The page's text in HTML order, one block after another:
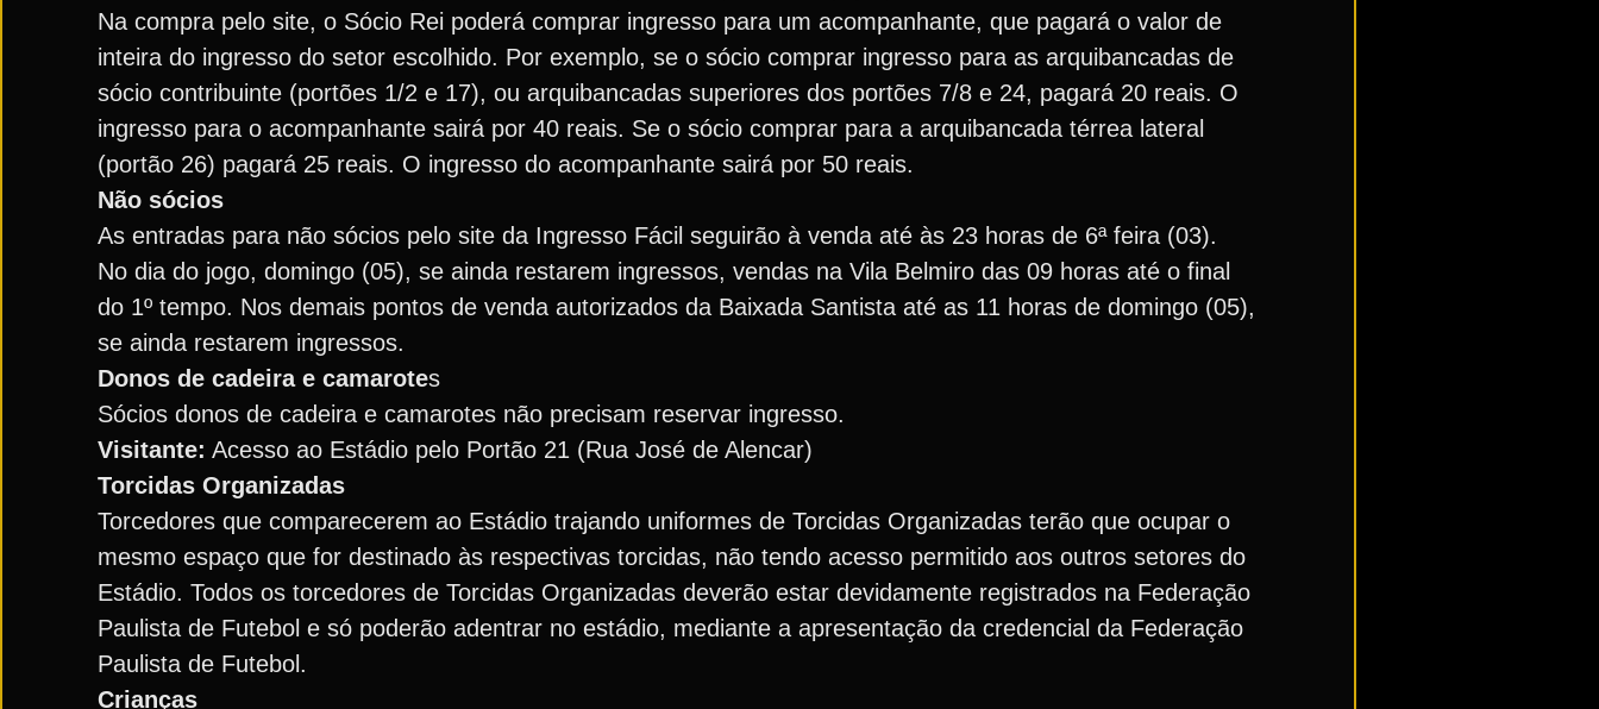
Na compra pelo site, o Sócio Rei poderá comprar ingresso para um acompanhante, que pagará o valor de
inteira do ingresso do setor escolhido. Por exemplo, se o sócio comprar ingresso para as arquibancadas de
sócio contribuinte (portões 1/2 e 17), ou arquibancadas superiores dos portões 7/8 e 24, pagará 20 reais. O
ingresso para o acompanhante sairá por 40 reais. Se o sócio comprar para a arquibancada térrea lateral
(portão 26) pagará 25 reais. O ingresso do acompanhante sairá por 50 reais.
Não sócios
As entradas para não sócios pelo site da Ingresso Fácil seguirão à venda até às 23 horas de 6ª feira (03).
No dia do jogo, domingo (05), se ainda restarem ingressos, vendas na Vila Belmiro das 09 horas até o final
do 1º tempo. Nos demais pontos de venda autorizados da Baixada Santista até as 11 horas de domingo (05),
se ainda restarem ingressos.
Donos de cadeira e camarotes
Sócios donos de cadeira e camarotes não precisam reservar ingresso.
Visitante: Acesso ao Estádio pelo Portão 21 (Rua José de Alencar)
Torcidas Organizadas
Torcedores que comparecerem ao Estádio trajando uniformes de Torcidas Organizadas terão que ocupar o
mesmo espaço que for destinado às respectivas torcidas, não tendo acesso permitido aos outros setores do
Estádio. Todos os torcedores de Torcidas Organizadas deverão estar devidamente registrados na Federação
Paulista de Futebol e só poderão adentrar no estádio, mediante a apresentação da credencial da Federação
Paulista de Futebol.
Crianças